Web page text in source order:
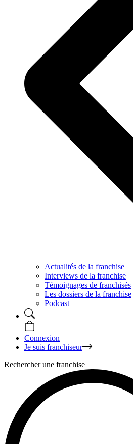
Actualités de la franchise
Interviews de la franchise
Témoignages de franchisés
Les dossiers de la franchise
Podcast
Connexion
Je suis franchiseur
Rechercher une franchise